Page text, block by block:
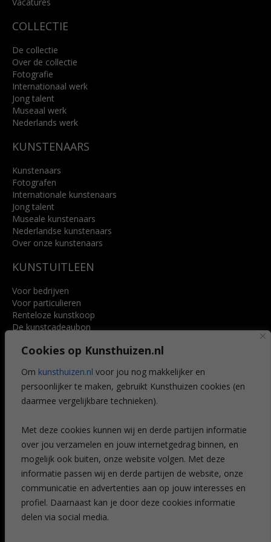
Cookies op Kunsthuizen.nl
Om kunsthuizen.nl voor jou nog makkelijker en
persoonlijker te maken, gebruikt Kunsthuizen cookies (en
daarmee vergelijkbare technieken).
Met deze cookies kunnen wij en derde partijen informatie
over jou verzamelen en jouw internetgedrag binnen, en
mogelijk ook buiten, onze website volgen. Met deze
informatie passen wij en derde partijen de website, onze
communicatie en advertenties aan op jouw interesses en
profiel. Daarnaast kan je door deze cookies informatie
delen via social media.
COLLECTIE
De collectie
Over de collectie
Fotografie
Internationaal werk
Jong talent
Museaal werk
Nederlands werk
KUNSTENAARS
Kunstenaars
Fotografen
Internationale kunstenaars
Jong talent
Museale kunstenaars
Nederlandse kunstenaars
Over onze kunstenaars
KUNSTUITLEEN
Voor bedrijven
Voor particulieren
Renteloze kunstkoop
De kunstcadeaubon
Voordelen
Veelgestelde vragen
CONTACT
Leiden
Amsterdam
Breda
Favorieten
Mijn art alert
NIEUWSBRIEF